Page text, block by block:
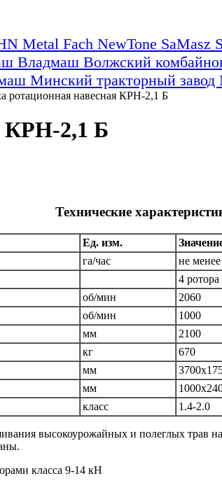
Metal Fach NewTone SaMasz
Владмаш Волжский
Минский тракторный завод
ротационная навесная КРН-2,1 Б
КРН-2,1 Б
Технические
Ед. изм.
га/час
не
4
об/мин
2060
об/мин
1000
мм
2100
кг
670
мм
мм
класс 1.4-2.0
высокоурожайных и полеглых трав
класса 9-14 кН